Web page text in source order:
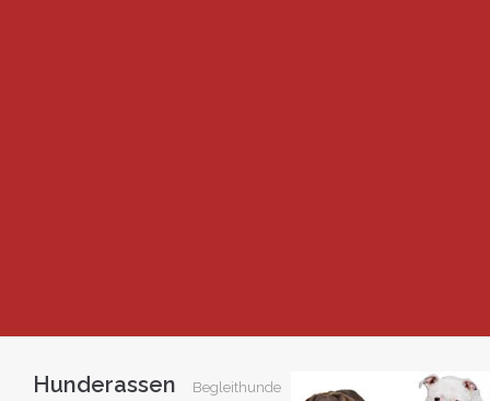
Hunderassen Begleithunde